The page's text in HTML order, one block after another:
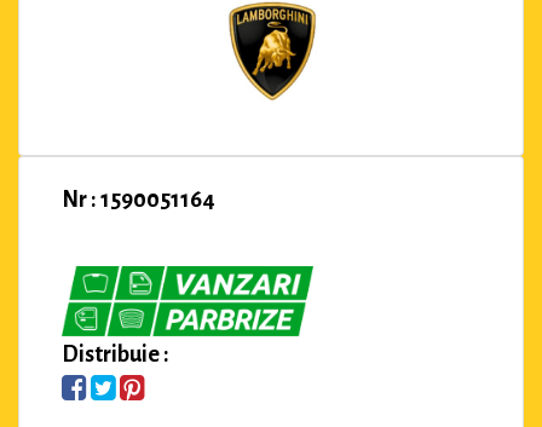
Nr : 1590051164
Distribuie :